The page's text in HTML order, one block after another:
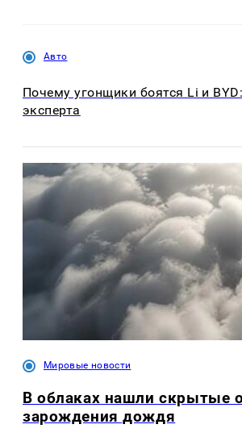
Авто
Почему угонщики боятся Li и
эксперта
Мировые новости
В облаках нашли скрытые
зарождения дождя